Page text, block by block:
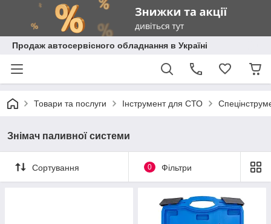
Продаж автосервісного обладнання в Україні
Товари та послуги Інструмент для СТО
Знімач паливної системи
Сортування 0 Фільтри